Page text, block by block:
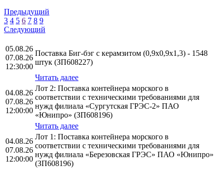
Предыдущий
3 4 5 6 7 8 9
Следующий
05.08.26
07.08.26
12:30:00
Поставка Биг-бэг с керамзитом (0,9х0,9х1,3) - 1548
штук (ЗП608227)
Читать далее
04.08.26
07.08.26
12:00:00
Лот 2: Поставка контейнера морского в
соответствии с техническими требованиями для
нужд филиала «Сургутская ГРЭС-2» ПАО
«Юнипро» (ЗП608196)
Читать далее
04.08.26
07.08.26
12:00:00
Лот 1: Поставка контейнера морского в
соответствии с техническими требованиями для
нужд филиала «Березовская ГРЭС» ПАО «Юнипро»
(ЗП608196)